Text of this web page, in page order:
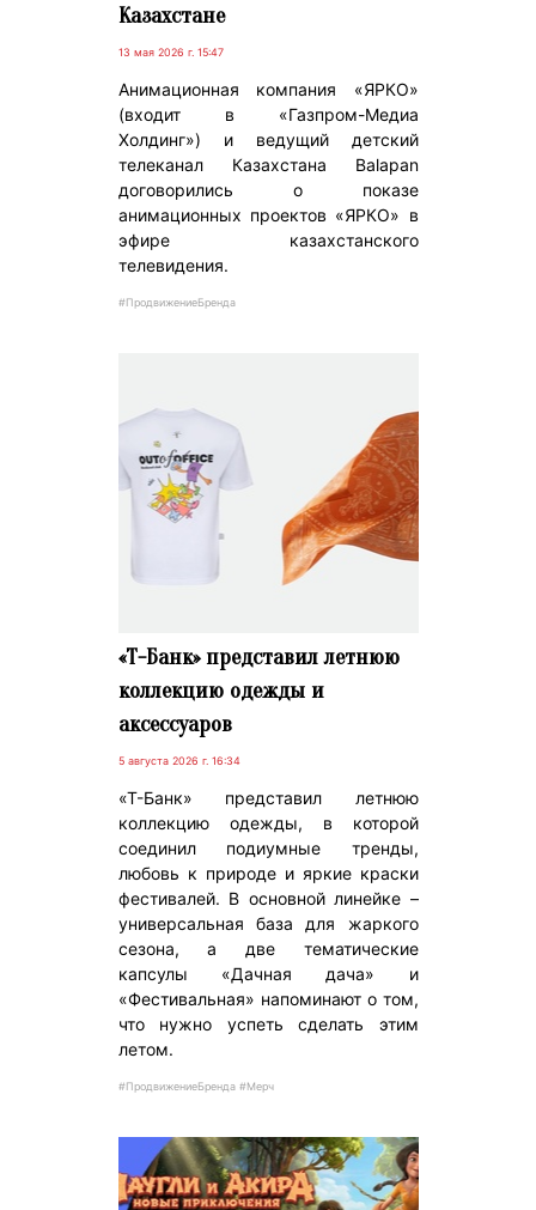
Казахстане
13 мая 2026 г. 15:47
Анимационная компания «ЯРКО»
(входит в «Газпром-Медиа
Холдинг») и ведущий детский
телеканал Казахстана Balapan
договорились о показе
анимационных проектов «ЯРКО» в
эфире казахстанского
телевидения.
#ПродвижениеБренда
«Т-Банк» представил летнюю
коллекцию одежды и
аксессуаров
5 августа 2026 г. 16:34
«Т-Банк» представил летнюю
коллекцию одежды, в которой
соединил подиумные тренды,
любовь к природе и яркие краски
фестивалей. В основной линейке –
универсальная база для жаркого
сезона, а две тематические
капсулы «Дачная дача» и
«Фестивальная» напоминают о том,
что нужно успеть сделать этим
летом.
#ПродвижениеБренда #Мерч